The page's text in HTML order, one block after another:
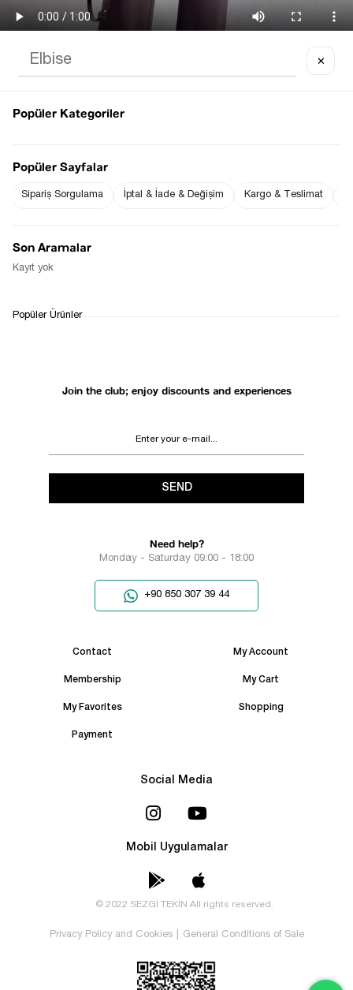
TAŞ KAPLAMA KAPÜŞONLU YAĞMURLUK
$0.00
RETURN AND EXCHANGE
Join the club; enjoy discounts and experiences
SEND
Need help?
Monday - Saturday 09:00 - 18:00
+90 850 307 39 44
Contact My Account
Membership My Cart
My Favorites Shopping
Payment
Social Media
Mobil Uygulamalar
© 2022 SEZGİ TEKİN All rights reserved.
Privacy Policy and Cookies General Conditions of Sale
✕
Popüler Kategoriler
Popüler Sayfalar
Sipariş Sorgulama İptal & İade & Değişim Kargo & Teslimat
Son Aramalar
Kayıt yok
Popüler Ürünler